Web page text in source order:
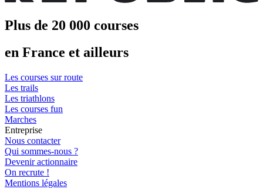
Plus de 20 000 courses
en France et ailleurs
Les courses sur route
Les trails
Les triathlons
Les courses fun
Marches
Entreprise
Nous contacter
Qui sommes-nous ?
Devenir actionnaire
On recrute !
Mentions légales